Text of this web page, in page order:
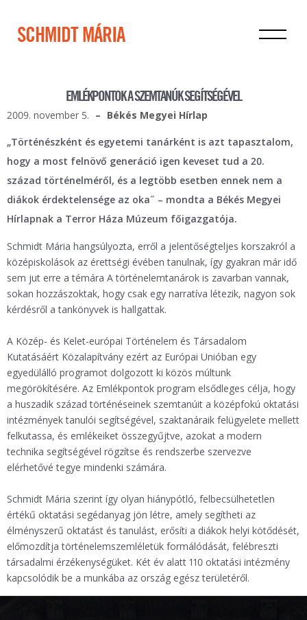
SCHMIDT MÁRIA
EMLÉKPONTOK A SZEMTANÚK SEGÍTSÉGÉVEL
2009. november 5. Békés Megyei Hírlap
„Történészként és egyetemi tanárként is azt tapasztalom,
hogy a most felnövő generáció igen keveset tud a 20.
század történelméről, és a legtöbb esetben ennek nem a
diákok érdektelensége az oka˝ – mondta a Békés Megyei
Hírlapnak a Terror Háza Múzeum főigazgatója.
Schmidt Mária hangsúlyozta, erről a jelentőségteljes korszakról a
középiskolások az érettségi évében tanulnak, így gyakran már idő
sem jut erre a témára A történelemtanárok is zavarban vannak,
sokan hozzászoktak, hogy csak egy narratíva létezik, nagyon sok
kérdésről a tankönyvek is hallgattak.
A Közép- és Kelet-európai Történelem és Társadalom
Kutatásáért Közalapítvány ezért az Európai Unióban egy
egyedülálló programot dolgozott ki közös múltunk
megörökítésére. Az Emlékpontok program elsődleges célja, hogy
a huszadik század történéseinek szemtanúit a középfokú oktatási
intézmények tanulói segítségével, szaktanáraik felügyelete mellett
felkutassa, és emlékeiket összegyűjtve, azokat a modern
technika segítségével rögzítse és rendszerbe szervezve
elérhetővé tegye mindenki számára.
Schmidt Mária szerint így olyan hiánypótló, felbecsülhetetlen
értékű oktatási segédanyag jön létre, amely segítheti az
élményszerű oktatást és tanulást, erősíti a diákok helyi kötődését,
előmozdítja történelemszemléletük formálódását, felébreszti
társadalmi érzékenységüket. Két év alatt 110 oktatási intézmény
kapcsolódik be a munkába az ország egész területéről.